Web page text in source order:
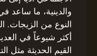
والدينية، ما ساعد
النوع من الزيجات.
أكثر شيوعاً في
القيم الحديثة مثل